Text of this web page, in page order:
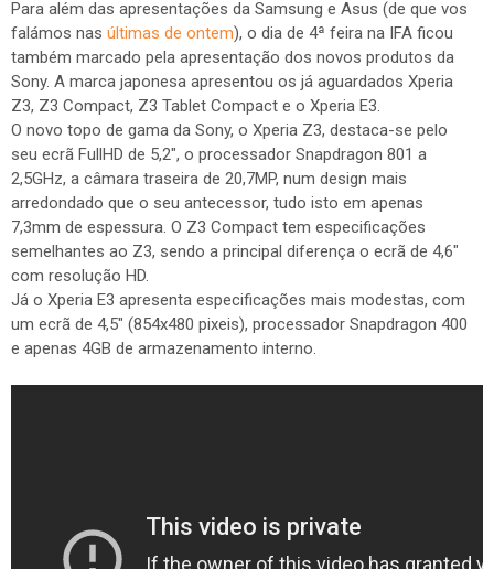
Para além das apresentações da Samsung e Asus (de que vos
falámos nas últimas de ontem), o dia de 4ª feira na IFA ficou
também marcado pela apresentação dos novos produtos da
Sony. A marca japonesa apresentou os já aguardados Xperia
Z3, Z3 Compact, Z3 Tablet Compact e o Xperia E3.
O novo topo de gama da Sony, o Xperia Z3, destaca-se pelo
seu ecrã FullHD de 5,2", o processador Snapdragon 801 a
2,5GHz, a câmara traseira de 20,7MP, num design mais
arredondado que o seu antecessor, tudo isto em apenas
7,3mm de espessura. O Z3 Compact tem especificações
semelhantes ao Z3, sendo a principal diferença o ecrã de 4,6"
com resolução HD.
Já o Xperia E3 apresenta especificações mais modestas, com
um ecrã de 4,5" (854x480 pixeis), processador Snapdragon 400
e apenas 4GB de armazenamento interno.